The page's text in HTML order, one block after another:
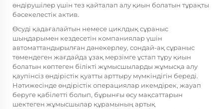
өндірушілер үшін тез қайталап алу қиын болатын тұрақты
бәсекелестік актив.
Өсуді қадағалайтын немесе циклдық сұраныс
шыңдарымен кездесетін компаниялар үшін
автоматтандырылған дәнекерлеу, сондай-ақ сұраныс
төмендеген жағдайда ұзақ мерзімге ұстап тұру қиын
болатын көптеген білікті жұмысшыларды жұмысқа алу
қаупінсіз өндірістік қуатты арттыру мүмкіндігін береді.
Нәтижесінде өндірістік операциялар икемдірек, жауап
беруге қабілетті болып, бұрынғы өсу мақсаттарын
шектеген жұмысшылар құрамының артық